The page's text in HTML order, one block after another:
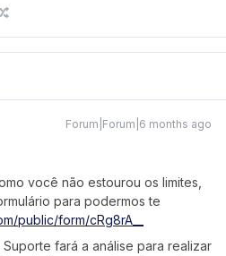
Forum|Forum|6 months ago
você não estourou os limites,
para podermos te
public/form/cRg8rA__
fará a análise para realizar